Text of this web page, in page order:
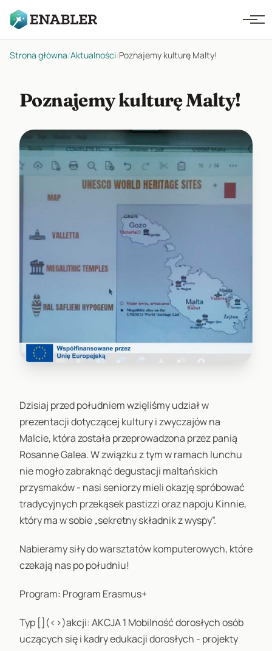
Strona główna/Aktualności/Poznajemy kulturę Malty!
Poznajemy kulturę Malty!
Dzisiaj przed południem wzięliśmy udział w
prezentacji dotyczącej kultury i zwyczajów na
Malcie, która została przeprowadzona przez panią
Rosanne Galea. W związku z tym w ramach lunchu
nie mogło zabraknąć degustacji maltańskich
przysmaków - nasi seniorzy mieli okazję spróbować
tradycyjnych przekąsek pastizzi oraz napoju Kinnie,
który ma w sobie „sekretny składnik z wyspy”.
Nabieramy siły do warsztatów komputerowych, które
czekają nas po południu!
Program: Program Erasmus+
Typ [](<>)akcji: AKCJA 1 Mobilność dorosłych osób
uczących się i kadry edukacji dorosłych - projekty